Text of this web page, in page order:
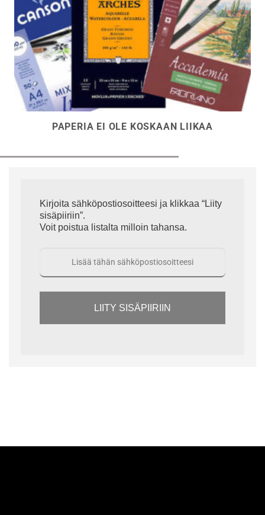
PAPERIA EI OLE KOSKAAN LIIKAA
Kirjoita sähköpostiosoitteesi ja klikkaa “Liity
sisäpiiriin”.
Voit poistua listalta milloin tahansa.
LIITY SISÄPIIRIIN